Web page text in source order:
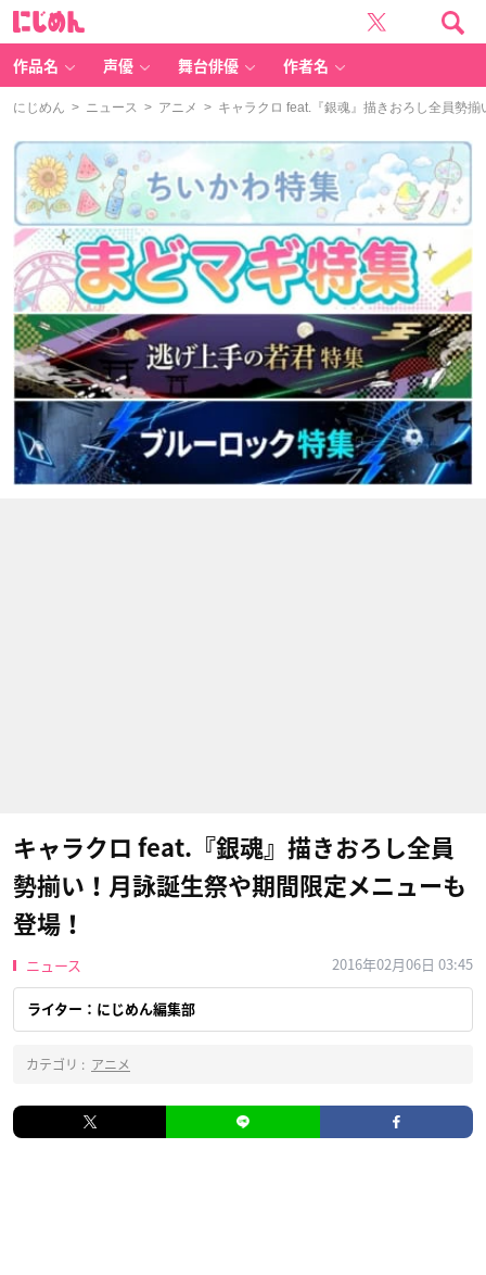
作品名 声優 舞台俳優 作者名
にじめん > ニュース > アニメ > キャラクロ feat.『銀魂』描きおろし全員勢
キャラクロ feat.『銀魂』描きおろし全員
勢揃い！月詠誕生祭や期間限定メニューも
登場！
ニュース 2016年02月06日 03:45
ライター：にじめん編集部
カテゴリ : アニメ